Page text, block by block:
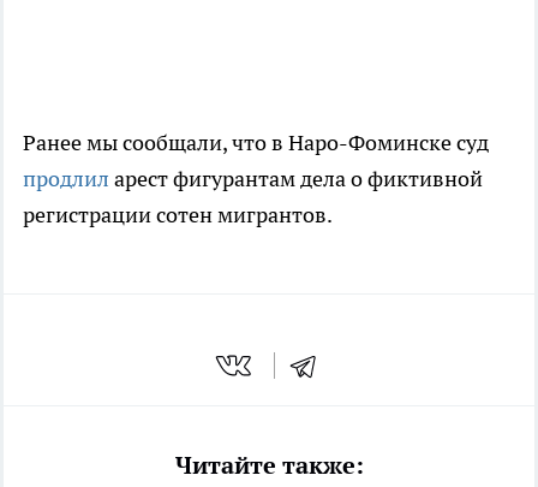
Ранее мы сообщали, что в Наро-Фоминске суд
продлил арест фигурантам дела о фиктивной
регистрации сотен мигрантов.
Читайте также: